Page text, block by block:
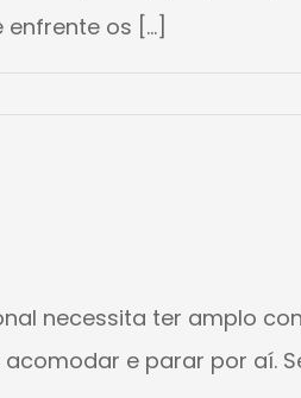
os [...]
necessita ter amplo
e parar por aí.